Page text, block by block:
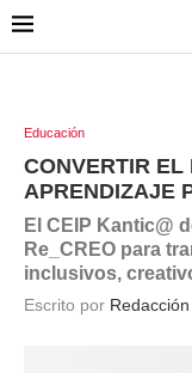
Educación
CONVERTIR EL
APRENDIZAJE
El CEIP Kantic@
Re_CREO para
inclusivos,
Escrito por Redacción